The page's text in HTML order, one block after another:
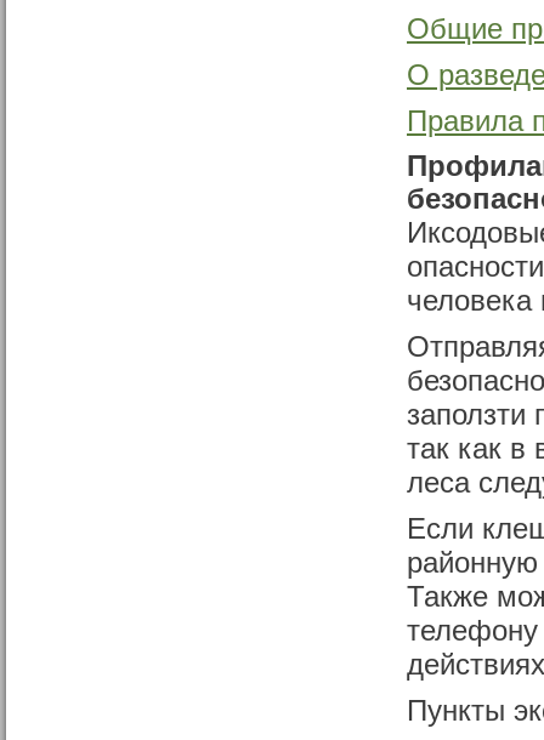
Общие
О
Правила
заползти
так как в
леса
Если
Также
телефону
Пункты